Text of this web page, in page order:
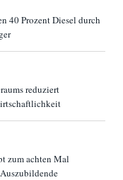
40 Prozent Diesel durch
reduziert
zum achten Mal